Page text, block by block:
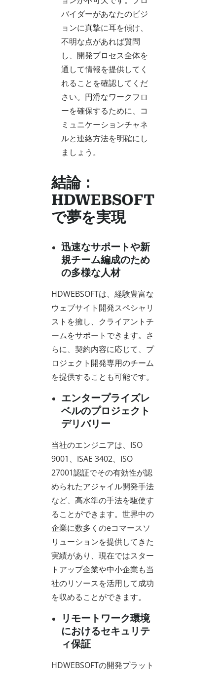
バイダーがあなたのビジ
ョンに真摯に耳を傾け、
不明な点があれば質問
し、開発プロセス全体を
通して情報を提供してく
れることを確認してくだ
さい。円滑なワークフロ
ーを確保するために、コ
ミュニケーションチャネ
ルと連絡方法を明確にし
ましょう。
結論：
HDWEBSOFT
で夢を実現
迅速なサポートや新
規チーム編成のため
の多様な人材
HDWEBSOFTは、経験豊富な
ウェブサイト開発スペシャリ
ストを擁し、クライアントチ
ームをサポートできます。さ
らに、契約内容に応じて、プ
ロジェクト開発専用のチーム
を提供することも可能です。
エンタープライズレ
ベルのプロジェクト
デリバリー
当社のエンジニアは、ISO
9001、ISAE 3402、ISO
27001認証でその有効性が認
められたアジャイル開発手法
など、高水準の手法を駆使す
ることができます。世界中の
企業に数多くのeコマースソ
リューションを提供してきた
実績があり、現在ではスター
トアップ企業や中小企業も当
社のリソースを活用して成功
を収めることができます。
リモートワーク環境
におけるセキュリテ
ィ保証
HDWEBSOFTの開発プラット